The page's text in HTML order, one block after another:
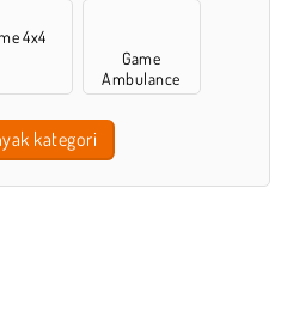
4x4
Game
Ambulance
kategori